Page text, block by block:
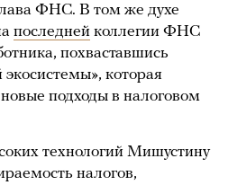
ФНС. В том же духе
последней коллегии ФНС
похваставшись
которая
подходы в налоговом
технологий Мишустину
налогов,